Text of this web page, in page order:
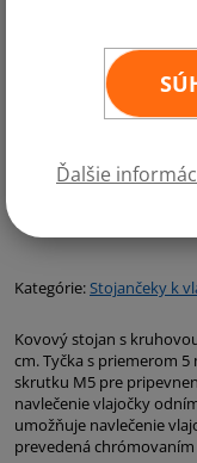
Ďalšie
Kategórie:Stojančeky k
Kovový stojan s
cm. Tyčka s priemerom
skrutku M5 pre
navlečenie vlajočky
umožňuje navlečenie
prevedená